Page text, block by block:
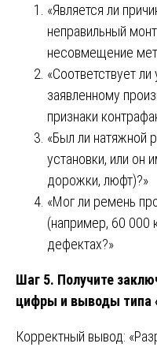
«Является ли
неправильный
несовмещение
«Соответствует
заявленному
признаки
«Был ли натяжной
установки, или он
дорожки, люфт)?»
«Мог ли ремень
(например, 60 000
дефектах?»
Шаг 5. Получите
цифры и выводы типа
Корректный вывод: